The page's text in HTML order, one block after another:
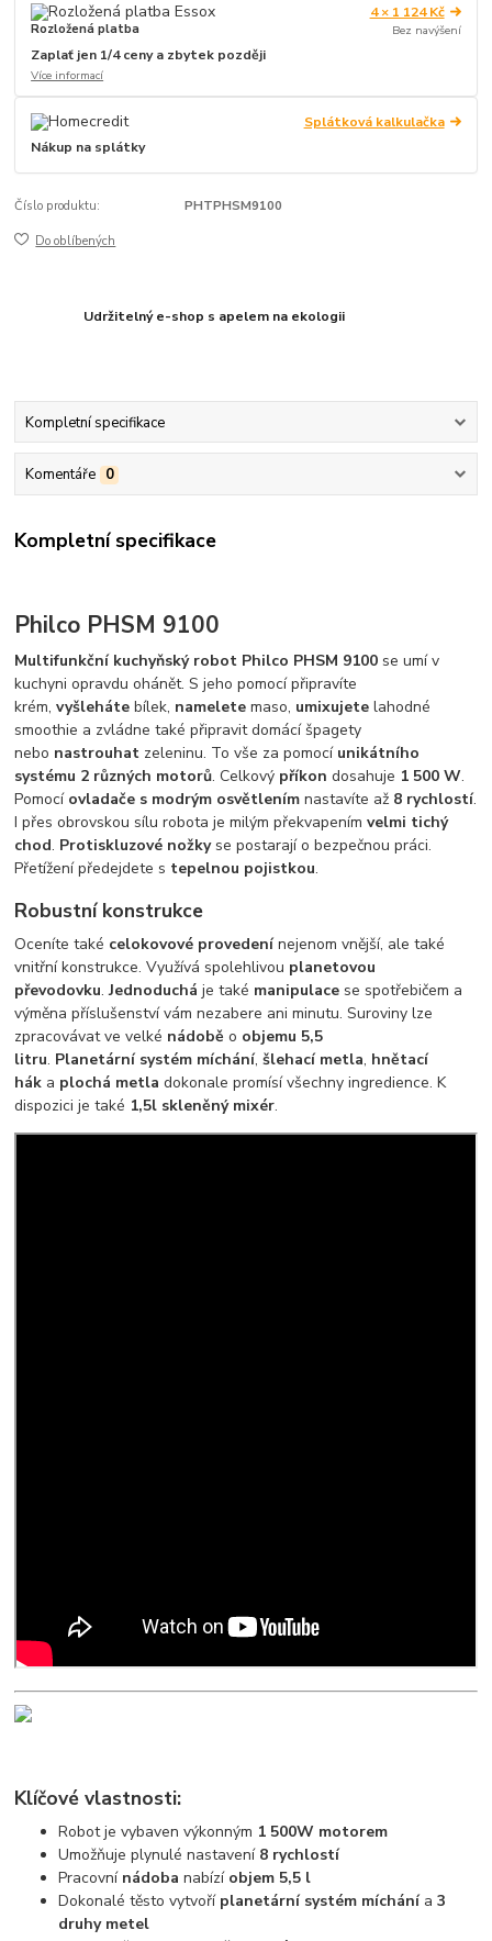
Rozložená platba
4 × 1 124 Kč
Bez navýšení
Zaplať jen 1/4 ceny a zbytek později
Více informací
Splátková kalkulačka
Nákup na splátky
Číslo produktu: PHTPHSM9100
Do oblíbených
Udržitelný e-shop s apelem na ekologii
Kompletní specifikace
Komentáře 0
Kompletní specifikace
Philco PHSM 9100
Multifunkční kuchyňský robot Philco PHSM 9100 se umí v
kuchyni opravdu ohánět. S jeho pomocí připravíte
krém,vyšlehátebílek, namelete maso, umixujete lahodné
smoothie a zvládne také připravit domácí špagety
nebo nastrouhat zeleninu. To vše za pomocí unikátního
systému 2 různých motorů. Celkový příkon dosahuje 1 500 W.
Pomocí ovladače s modrým osvětlením nastavíte až 8 rychlostí.
I přes obrovskou sílu robota je milým překvapenímvelmi tichý
chod. Protiskluzové nožky se postarají o bezpečnou práci.
Přetížení předejdete s tepelnou pojistkou.
Robustní konstrukce
Oceníte také celokovové provedenínejenom vnější, ale také
vnitřní konstrukce. Využívá spolehlivou planetovou
převodovku.Jednoducháje také manipulace se spotřebičem a
výměna příslušenství vám nezabere ani minutu. Suroviny lze
zpracovávat ve velké nádobě o objemu 5,5
litru. Planetární systém míchání,šlehací metla, hnětací
hák a plochá metladokonale promísí všechny ingredience. K
dispozici je také 1,5l skleněný mixér.
Klíčové vlastnosti:
Robot je vybaven výkonným 1 500W motorem
Umožňuje plynulé nastavení8 rychlostí
Pracovní nádoba nabízí objem 5,5 l
Dokonalé těsto vytvoří planetární systém míchánía3
druhy metel